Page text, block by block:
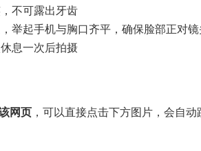
不可露出牙齿
举起手机与胸口齐平，确保脸部正对镜
息一次后拍摄
网页 ，可以直接点击下方图片，会自